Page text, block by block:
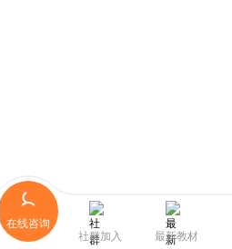
在线咨询
社群加入
最新教材